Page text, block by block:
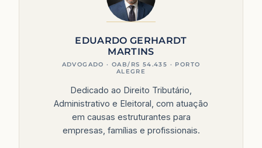
EDUARDO GERHARDT
MARTINS
Dedicado ao Direito Tributário,
Administrativo e Eleitoral, com atuação
em causas estruturantes para
empresas, famílias e profissionais.